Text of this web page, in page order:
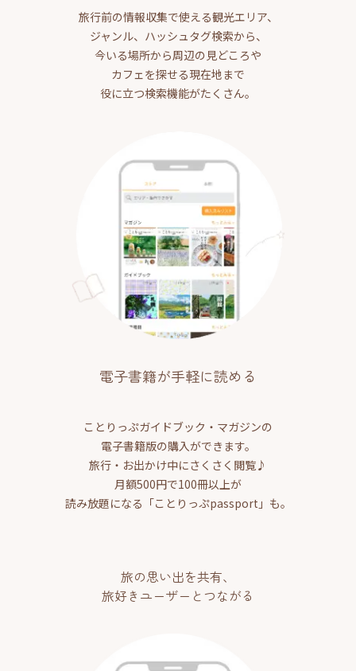
旅行前の情報収集で使える観光エリア、
ジャンル、ハッシュタグ検索から、
今いる場所から周辺の見どころや
カフェを探せる現在地まで
役に立つ検索機能がたくさん。
電子書籍が手軽に読める
ことりっぷガイドブック・マガジンの
電子書籍版の購入ができます。
旅行・お出かけ中にさくさく閲覧♪
月額500円で100冊以上が
読み放題になる「ことりっぷpassport」も。
旅の思い出を共有、
旅好きユーザーとつながる